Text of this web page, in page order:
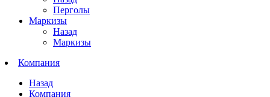
Перголы
Маркизы
Назад
Маркизы
Компания
Назад
Компания